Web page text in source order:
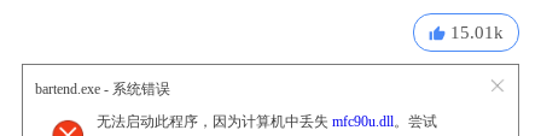
15.01k
bartend.exe - 系统错误
无法启动此程序，因为计算机中丢失 mfc90u.dll。尝试